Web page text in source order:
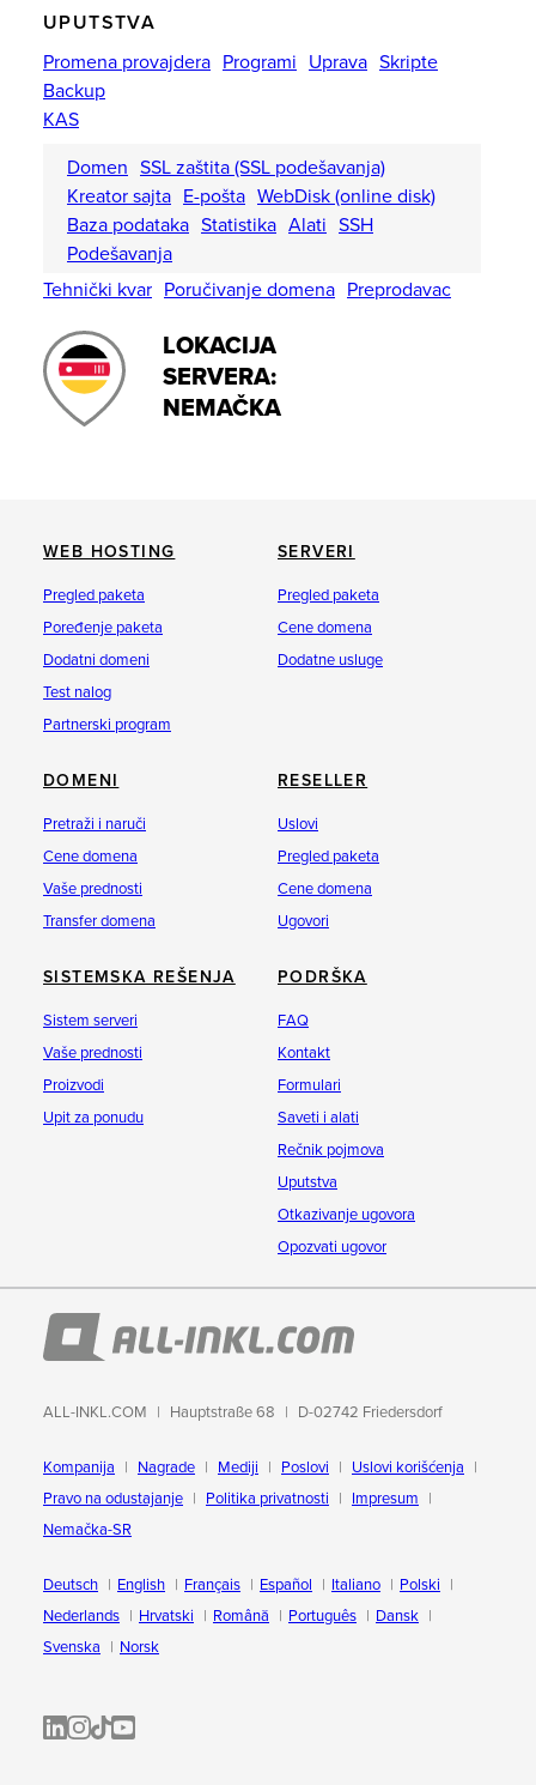
UPUTSTVA
Promena provajdera Programi Uprava Skripte
Backup
KAS
Domen SSL zaštita (SSL podešavanja)
Kreator sajta E-pošta WebDisk (online disk)
Baza podataka Statistika Alati SSH
Podešavanja
Tehnički kvar Poručivanje domena Preprodavac
LOKACIJA
SERVERA:
NEMAČKA
WEB HOSTING
Pregled paketa
Poređenje paketa
Dodatni domeni
Test nalog
Partnerski program
SERVERI
Pregled paketa
Cene domena
Dodatne usluge
DOMENI
Pretraži i naruči
Cene domena
Vaše prednosti
Transfer domena
RESELLER
Uslovi
Pregled paketa
Cene domena
Ugovori
SISTEMSKA REŠENJA
Sistem serveri
Vaše prednosti
Proizvodi
Upit za ponudu
PODRŠKA
FAQ
Kontakt
Formulari
Saveti i alati
Rečnik pojmova
Uputstva
Otkazivanje ugovora
Opozvati ugovor
ALL-INKL.COM Hauptstraße 68 D-02742 Friedersdorf
Kompanija Nagrade Mediji Poslovi
Uslovi korišćenja
Pravo na odustajanje
Politika privatnosti
Impresum
Nemačka-SR
Deutsch English Français Español Italiano
Polski
Nederlands
Hrvatski Română Português
Dansk
Svenska
Norsk
ALL-INKL.COM | LinkedIn
ALL-INKL.COM • Instagram photos and videos
ALL-INKL.COM | TikTok
ALLINKL.COM - YouTube